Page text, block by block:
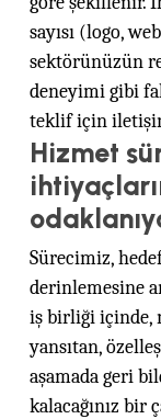
sayısı (logo,
sektörünüzün
deneyimi gibi
teklif için
Hizmet
Sürecimiz,
derinlemesine
iş birliği içinde,
yansıtan,
aşamada geri
kalacağınız bir